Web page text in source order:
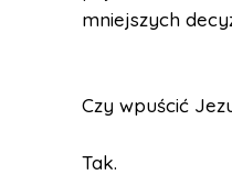
mniejszych
Czy wpuścić
Tak.